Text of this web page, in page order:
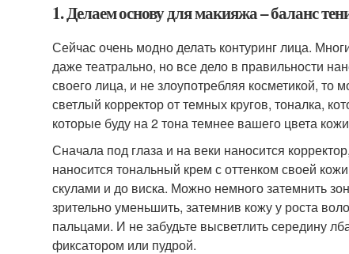
1. Делаем основу для макияжа – баланс
Сейчас очень модно делать контуринг лица.
даже театрально, но все дело в правильности
своего лица, и не злоупотребляя косметикой, то
светлый корректор от темных кругов, тоналка,
которые буду на 2 тона темнее вашего цвета
Сначала под глаза и на веки наносится
наносится тональный крем с оттенком своей
скулами и до виска. Можно немного затемнить
зрительно уменьшить, затемнив кожу у роста
пальцами. И не забудьте высветлить середину
фиксатором или пудрой.